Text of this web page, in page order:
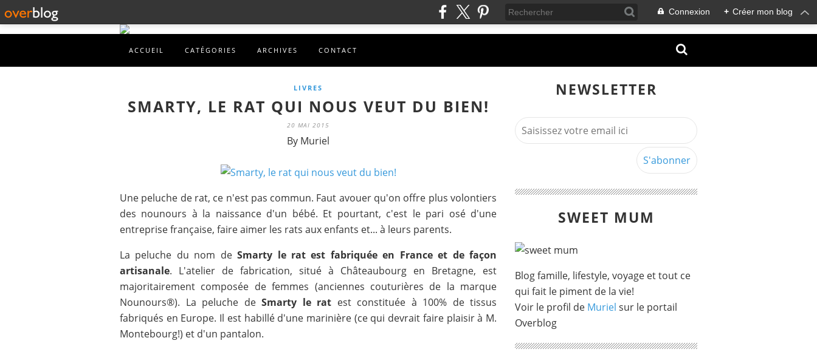
Connexion + Créer mon blog
ACCUEIL CATÉGORIES ARCHIVES CONTACT
LIVRES
SMARTY, LE RAT QUI NOUS VEUT DU BIEN!
20 MAI 2015
By Muriel
Une peluche de rat, ce n'est pas commun. Faut avouer qu'on offre plus volontiers
des nounours à la naissance d'un bébé. Et pourtant, c'est le pari osé d'une
entreprise française, faire aimer les rats aux enfants et... à leurs parents.
La peluche du nom deSmarty le rat est fabriquée en France et de façon
artisanale. L'atelier de fabrication, situé à Châteaubourg en Bretagne, est
majoritairement composée de femmes (anciennes couturières de la marque
Nounours®). La peluche de Smarty le rat est constituée à 100% de tissus
fabriqués en Europe. Il est habillé d'une marinière (ce qui devrait faire plaisir à M.
Montebourg!) et d'un pantalon.
NEWSLETTER
SWEET MUM
Blog famille, lifestyle, voyage et tout ce
qui fait le piment de la vie!
Voir le profil de Muriel sur le portail
Overblog